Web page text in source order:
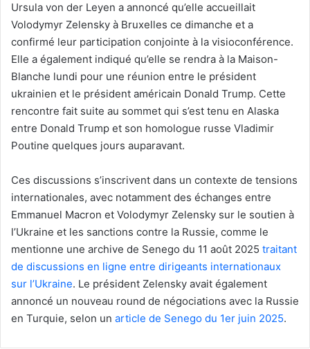
Ursula von der Leyen a annoncé qu’elle accueillait
Volodymyr Zelensky à Bruxelles ce dimanche et a
confirmé leur participation conjointe à la visioconférence.
Elle a également indiqué qu’elle se rendra à la Maison-
Blanche lundi pour une réunion entre le président
ukrainien et le président américain Donald Trump. Cette
rencontre fait suite au sommet qui s’est tenu en Alaska
entre Donald Trump et son homologue russe Vladimir
Poutine quelques jours auparavant.
Ces discussions s’inscrivent dans un contexte de tensions
internationales, avec notamment des échanges entre
Emmanuel Macron et Volodymyr Zelensky sur le soutien à
l’Ukraine et les sanctions contre la Russie, comme le
mentionne une archive de Senego du 11 août 2025 traitant
de discussions en ligne entre dirigeants internationaux
sur l’Ukraine. Le président Zelensky avait également
annoncé un nouveau round de négociations avec la Russie
en Turquie, selon un article de Senego du 1er juin 2025.